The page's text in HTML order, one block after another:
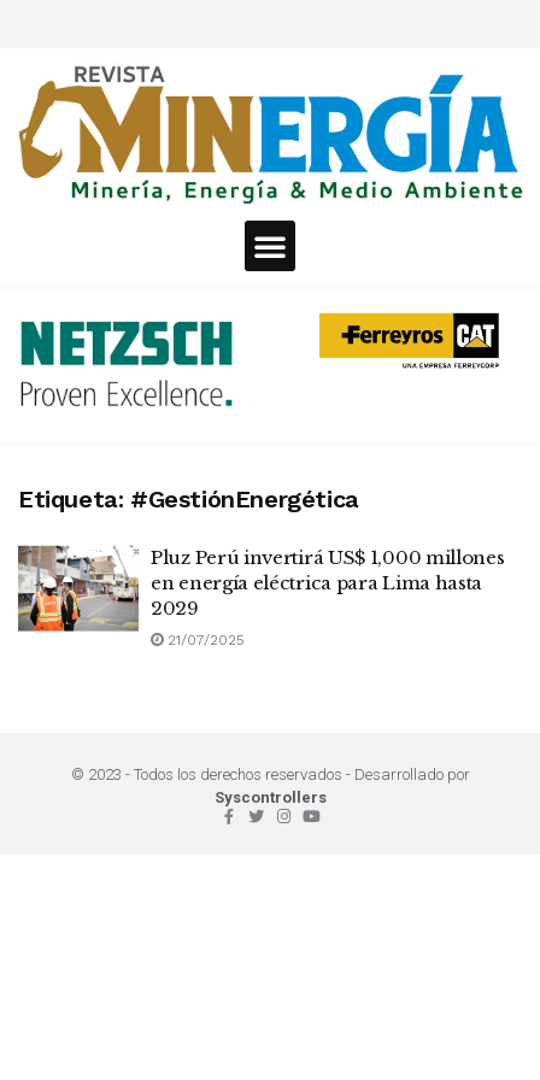
Etiqueta: #GestiónEnergética
Pluz Perú invertirá US$ 1,000 millones
en energía eléctrica para Lima hasta
2029
21/07/2025
© 2023 - Todos los derechos reservados - Desarrollado por
Syscontrollers